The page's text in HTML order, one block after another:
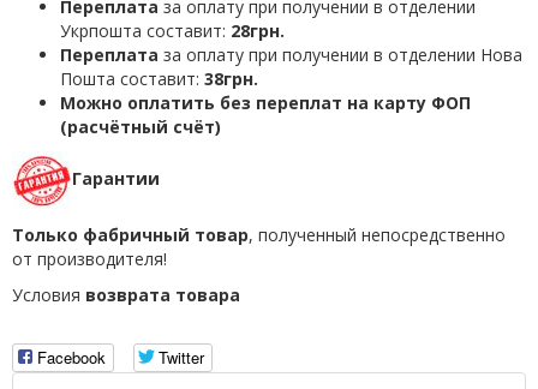
Переплата за оплату при получении в отделении
Укрпошта составит: 28грн.
Переплата за оплату при получении в отделении Нова
Пошта составит: 38грн.
Можно оплатить без переплат на карту ФОП
(расчётный счёт)
Гарантии
Только фабричный товар, полученный непосредственно
от производителя!
Условия возврата товара
Facebook
Twitter